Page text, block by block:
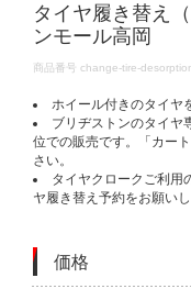
タイヤ履き替え
ンモール高岡
DETAILS
商品番号 change-tire-
ホイール付きのタイヤ
ブリヂストンのタイヤ
位での販売です。「カー
さい。
タイヤクロークご利用
ヤ履き替え予約をお願いし
価格